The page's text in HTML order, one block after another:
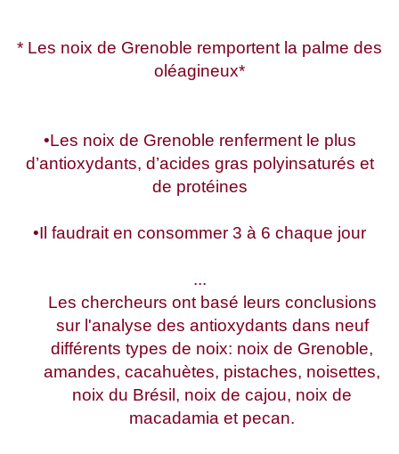
* Les noix de Grenoble remportent la palme des
oléagineux*
•Les noix de Grenoble renferment le plus
d’antioxydants, d’acides gras polyinsaturés et
de protéines
•Il faudrait en consommer 3 à 6 chaque jour
...
Les chercheurs ont basé leurs conclusions
sur l'analyse des antioxydants dans neuf
différents types de noix: noix de Grenoble,
amandes, cacahuètes, pistaches, noisettes,
noix du Brésil, noix de cajou, noix de
macadamia et pecan.